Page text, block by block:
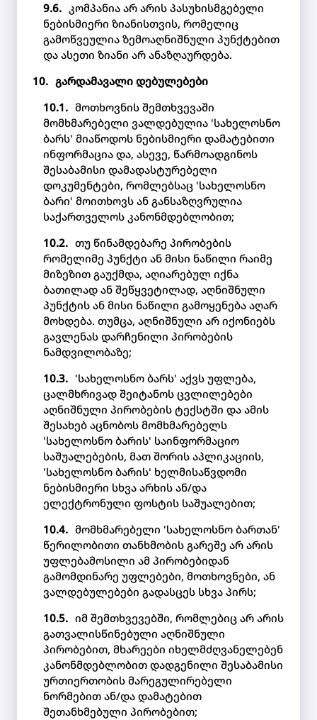
კომპანია არ არის პასუხისმგებელი
ნებისმიერი ზიანისთვის, რომელიც
გამოწვეულია ზემოაღნიშნული პუნქტებით
და ასეთი ზიანი არ ანაზღაურდება.
გარდამავალი დებულებები
მოთხოვნის შემთხვევაში
მომხმარებელი ვალდებულია 'სახელოსნო
ბარს' მიაწოდოს ნებისმიერი დამატებითი
ინფორმაცია და, ასევე, წარმოადგინოს
შესაბამისი დამადასტურებელი
დოკუმენტები, რომლებსაც 'სახელოსნო
ბარი' მოითხოვს ან განსაზღვრულია
საქართველოს კანონმდებლობით;
თუ წინამდებარე პირობების
რომელიმე პუნქტი ან მისი ნაწილი რაიმე
მიზეზით გაუქმდა, აღიარებულ იქნა
ბათილად ან შეწყვეტილად, აღნიშნული
პუნქტის ან მისი ნაწილი გამოყენება აღარ
მოხდება. თუმცა, აღნიშნული არ იქონიებს
გავლენას დარჩენილი პირობების
ნამდვილობაზე;
'სახელოსნო ბარს' აქვს უფლება,
ცალმხრივად შეიტანოს ცვლილებები
აღნიშნული პირობების ტექსტში და ამის
შესახებ აცნობოს მომხმარებელს
'სახელოსნო ბარის' საინფორმაციო
საშუალებების, მათ შორის აპლიკაციის,
'სახელოსნო ბარის' ხელმისაწვდომი
ნებისმიერი სხვა არხის ან/და
ელექტრონული ფოსტის საშუალებით;
მომხმარებელი 'სახელოსნო ბართან'
წერილობითი თანხმობის გარეშე არ არის
უფლებამოსილი ამ პირობებიდან
გამომდინარე უფლებები, მოთხოვნები, ან
ვალდებულებები გადასცეს სხვა პირს;
იმ შემთხვევებში, რომლებიც არ არის
გათვალისწინებული აღნიშნული
პირობებით, მხარეები იხელმძღვანელებენ
კანონმდებლობით დადგენილი შესაბამისი
ურთიერთობის მარეგულირებელი
ნორმებით ან/და დამატებით
შეთანხმებული პირობებით;